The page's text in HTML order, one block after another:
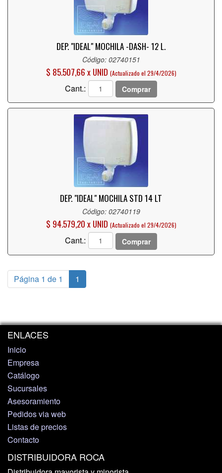
DEP. "IDEAL" MOCHILA -DASH- 12 L.
Código: 02740151
$ 85.507,66 x UNID (Actualizado el 29/4/2026)
Cant.: Comprar
DEP. "IDEAL" MOCHILA STD 14 LT
Código: 02740119
$ 94.579,20 x UNID (Actualizado el 29/4/2026)
Cant.: Comprar
Página 1 de 1 1
ENLACES
Inicio
Empresa
Catálogo
Sucursales
Asesoramiento
Pedidos via web
Listas de precios
Contacto
DISTRIBUIDORA ROCA